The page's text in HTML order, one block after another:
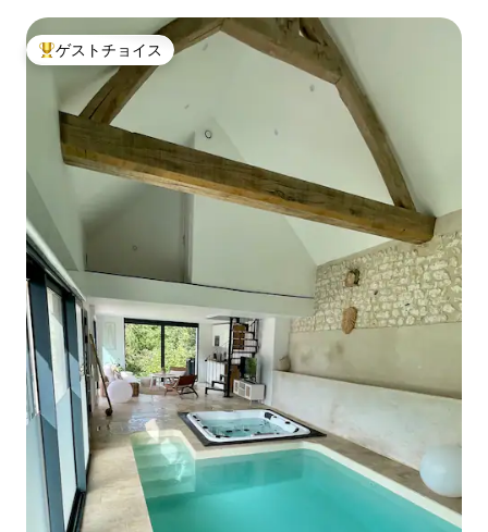
大好評のゲストチョイスです。
ゲストチョイス